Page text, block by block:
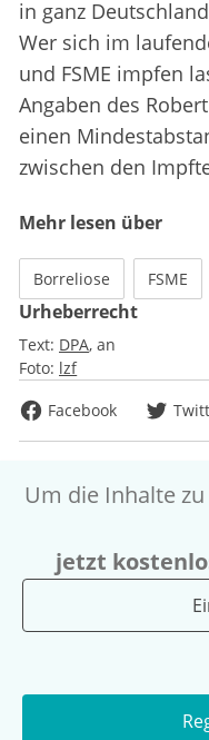
in ganz
Wer sich im
und FSME impfen
Angaben des
einen
zwischen den
Mehr lesen über
Borreliose FSME
Urheberrecht
Text: DPA an
Foto: lzf
Facebook
Um die Inhalte
jetzt